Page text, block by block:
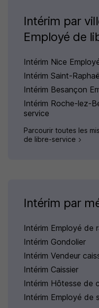
Intérim par
Employé de
Intérim Nice
Intérim Saint-
Intérim Besançon
Intérim Roche-lez-
service
Parcourir toutes les
de libre-service
Intérim par
Intérim Employé de
Intérim Gondolier
Intérim Vendeur
Intérim Caissier
Intérim Hôtesse de
Intérim Employé de